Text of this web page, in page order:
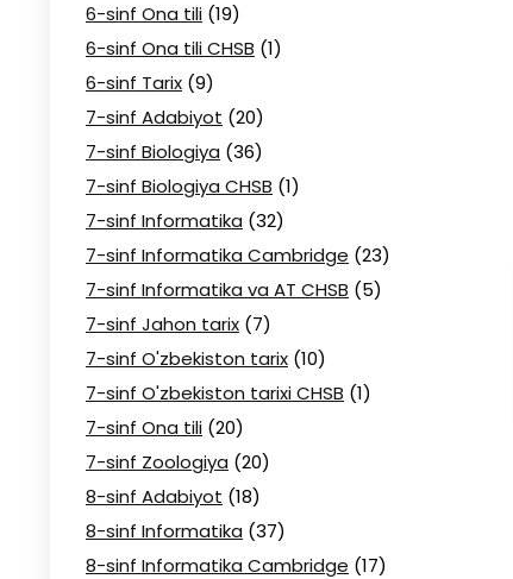
6-sinf Ona tili (19)
6-sinf Ona tili CHSB (1)
6-sinf Tarix (9)
7-sinf Adabiyot (20)
7-sinf Biologiya (36)
7-sinf Biologiya CHSB (1)
7-sinf Informatika (32)
7-sinf Informatika Cambridge (23)
7-sinf Informatika va AT CHSB (5)
7-sinf Jahon tarix (7)
7-sinf O'zbekiston tarix (10)
7-sinf O'zbekiston tarixi CHSB (1)
7-sinf Ona tili (20)
7-sinf Zoologiya (20)
8-sinf Adabiyot (18)
8-sinf Informatika (37)
8-sinf Informatika Cambridge (17)